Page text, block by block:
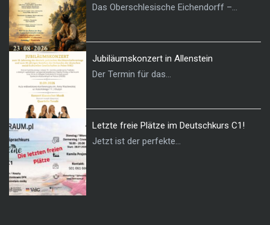
Das Oberschlesische Eichendorff –...
Jubiläumskonzert in Allenstein
Der Termin für das...
Letzte freie Plätze im Deutschkurs C1!
Jetzt ist der perfekte...